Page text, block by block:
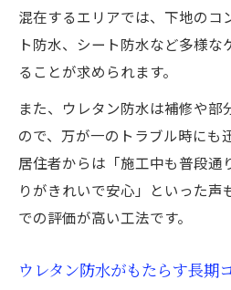
混在するエリアでは、下地のコ
ト防水、シート防水など多様な
ることが求められます。
また、ウレタン防水は補修や部
ので、万が一のトラブル時にも
居住者からは「施工中も普段通
りがきれいで安心」といった声
での評価が高い工法です。
ウレタン防水がもたらす長期